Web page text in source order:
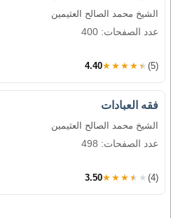
الشيخ محمد الصالح العثيمين
عدد الصفحات: 400
4.40★★★★★ (5)
فقه العبادات
الشيخ محمد الصالح العثيمين
عدد الصفحات: 498
3.50★★★★★ (4)